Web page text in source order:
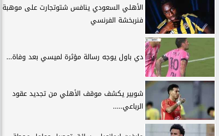
الأهلي السعودي ينافس شتوتجارت على موهبة
فنربخشة الفرنسي
دي باول يوجه رسالة مؤثرة لميسي بعد وفاة...
شوبير يكشف موقف الأهلي من تجديد عقود
الرباعي.....